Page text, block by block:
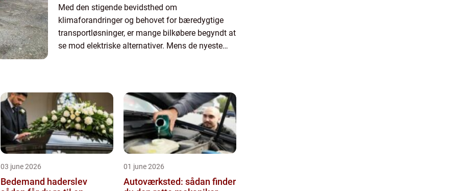
Med den stigende bevidsthed om
klimaforandringer og behovet for bæredygtige
transportløsninger, er mange bilkøbere begyndt at
se mod elektriske alternativer. Mens de nyeste
03 june 2026
Bedemand haderslev
01 june 2026
Autoværksted: sådan finder